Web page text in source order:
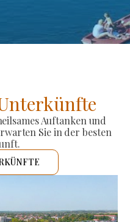
Auftanken und
Sie in der besten